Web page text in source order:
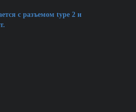
с разъемом type 2 и